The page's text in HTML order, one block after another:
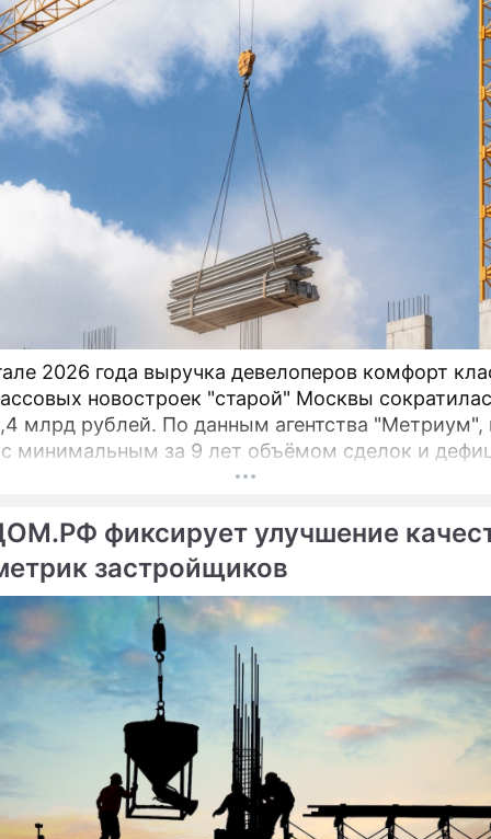
эксперт
2026 года выручка девелоперов комфорт
новостроек "старой" Москвы
млрд рублей. По данным агентства "Метриум",
с минимальным за 9 лет объёмом сделок и
За первые три месяца 2026 года дольщики
фиксирует улучшение
застройщиков